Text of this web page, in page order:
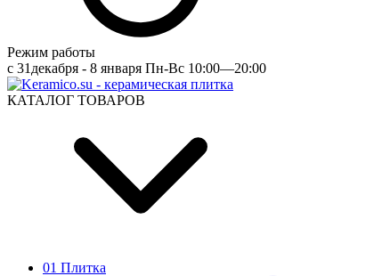
Режим работы
c 31декабря - 8 января Пн-Вс 10:00—20:00
КАТАЛОГ ТОВАРОВ
01 Плитка